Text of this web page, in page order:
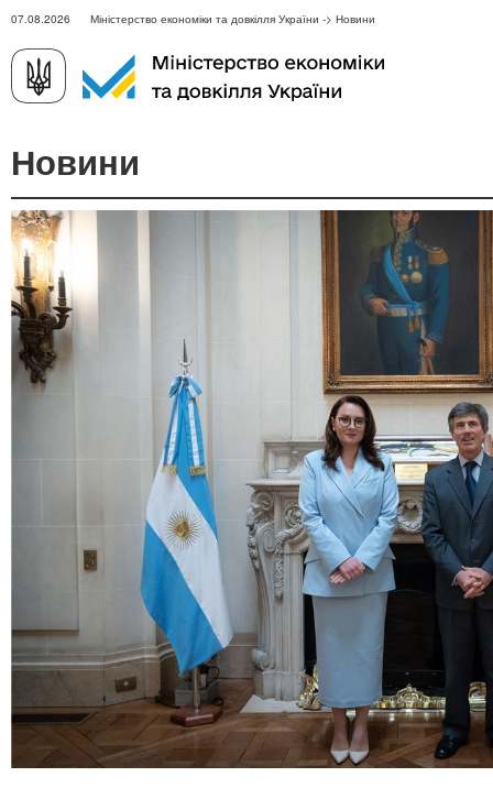
07.08.2026 Міністерство економіки та довкілля України -> Новини
Новини